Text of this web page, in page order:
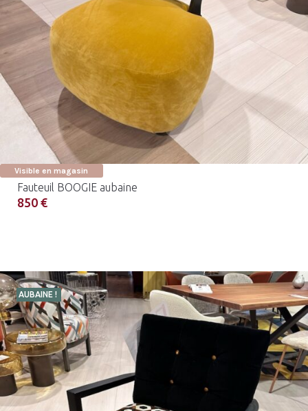
Visible en magasin
Fauteuil BOOGIE aubaine
850 €
AUBAINE !